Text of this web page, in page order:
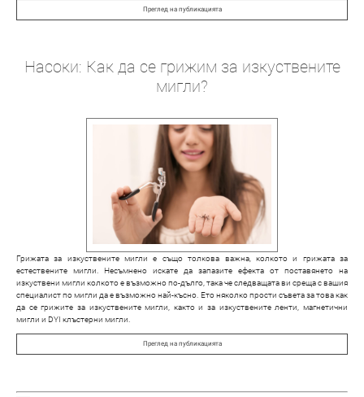
Преглед на публикацията
Насоки: Как да се грижим за изкуствените
мигли?
Грижата за изкуствените мигли е също толкова важна, колкото и грижата за
естествените мигли. Несъмнено искате да запазите ефекта от поставянето на
изкуствени мигли колкото е възможно по-дълго, така че следващата ви среща с вашия
специалист по мигли да е възможно най-късно. Ето няколко прости съвета за това как
да се грижите за изкуствените мигли, както и за изкуствените ленти, магнетични
мигли и DYI клъстерни мигли.
Преглед на публикацията